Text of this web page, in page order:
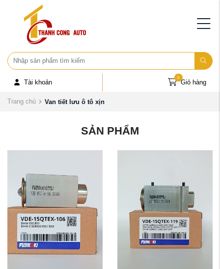
Tài khoản Giỏ hàng
0
Trang chủ Van tiết lưu ô tô xịn
SẢN PHẨM